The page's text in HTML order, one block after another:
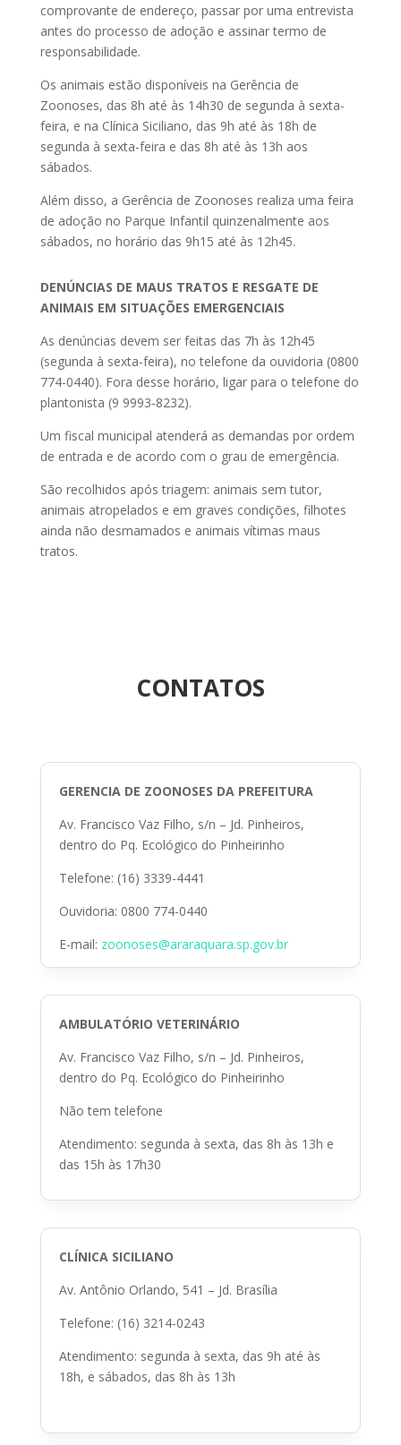
comprovante de endereço, passar por uma entrevista
antes do processo de adoção e assinar termo de
responsabilidade.
Os animais estão disponíveis na Gerência de
Zoonoses, das 8h até às 14h30 de segunda à sexta-
feira, e na Clínica Siciliano, das 9h até às 18h de
segunda à sexta-feira e das 8h até às 13h aos
sábados.
Além disso, a Gerência de Zoonoses realiza uma feira
de adoção no Parque Infantil quinzenalmente aos
sábados, no horário das 9h15 até às 12h45.
DENÚNCIAS DE MAUS TRATOS E RESGATE DE
ANIMAIS EM SITUAÇÕES EMERGENCIAIS
As denúncias devem ser feitas das 7h às 12h45
(segunda à sexta-feira), no telefone da ouvidoria (0800
774-0440). Fora desse horário, ligar para o telefone do
plantonista (9 9993-8232).
Um fiscal municipal atenderá as demandas por ordem
de entrada e de acordo com o grau de emergência.
São recolhidos após triagem: animais sem tutor,
animais atropelados e em graves condições, filhotes
ainda não desmamados e animais vítimas maus
tratos.
CONTATOS
GERENCIA DE ZOONOSES DA PREFEITURA
Av. Francisco Vaz Filho, s/n – Jd. Pinheiros,
dentro do Pq. Ecológico do Pinheirinho
Telefone: (16) 3339-4441
Ouvidoria: 0800 774-0440
E-mail: zoonoses@araraquara.sp.gov.br
AMBULATÓRIO VETERINÁRIO
Av. Francisco Vaz Filho, s/n – Jd. Pinheiros,
dentro do Pq. Ecológico do Pinheirinho
Não tem telefone
Atendimento: segunda à sexta, das 8h às 13h e
das 15h às 17h30
CLÍNICA SICILIANO
Av. Antônio Orlando, 541 – Jd. Brasília
Telefone: (16) 3214-0243
Atendimento: segunda à sexta, das 9h até às
18h, e sábados, das 8h às 13h